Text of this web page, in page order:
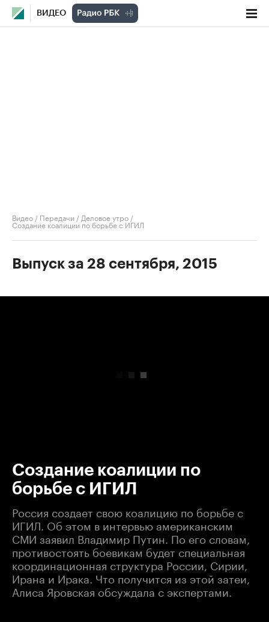
ВИДЕО
Видео / Передачи / Деловое утро /
Создание коалиции по борьбе с ИГИЛ
Выпуск за 28 сентября, 2015
Создание коалиции по
борьбе с ИГИЛ
Россия создает свою коалицию по борьбе с
ИГИЛ. Об этом в интервью американским
СМИ заявил Владимир Путин. По его словам,
противостоять боевикам будет специальная
координационная структура России, Сирии,
Ирана и Ирака. Что получится из этой затеи,
Алиса Яровская обсуждала с экспертами.